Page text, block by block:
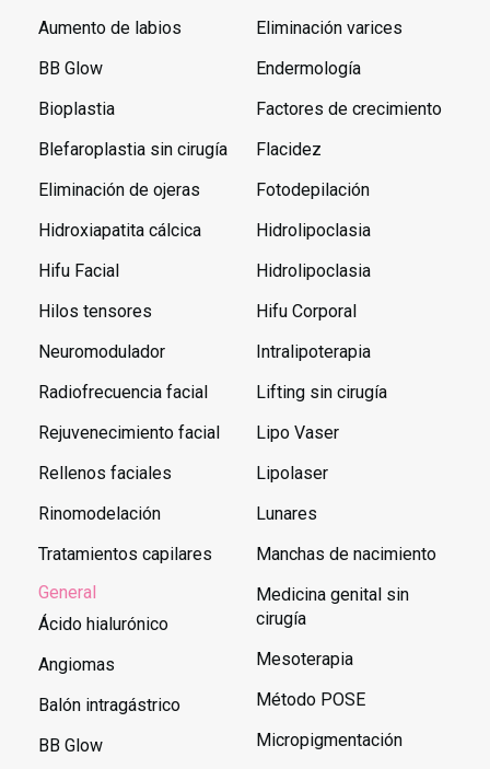
Aumento de labios
BB Glow
Bioplastia
Blefaroplastia sin cirugía
Eliminación de ojeras
Hidroxiapatita cálcica
Hifu Facial
Hilos tensores
Neuromodulador
Radiofrecuencia facial
Rejuvenecimiento facial
Rellenos faciales
Rinomodelación
Tratamientos capilares
General
Ácido hialurónico
Angiomas
Balón intragástrico
BB Glow
Eliminación varices
Endermología
Factores de crecimiento
Flacidez
Fotodepilación
Hidrolipoclasia
Hidrolipoclasia
Hifu Corporal
Intralipoterapia
Lifting sin cirugía
Lipo Vaser
Lipolaser
Lunares
Manchas de nacimiento
Medicina genital sin
cirugía
Mesoterapia
Método POSE
Micropigmentación